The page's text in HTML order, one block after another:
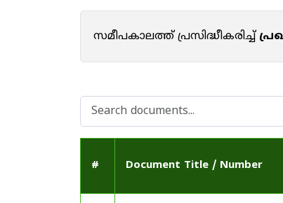
സമീപകാലത്ത് പ്രസിദ്ധീകരിച്ച്
# Document Title / Number